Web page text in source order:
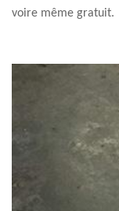
voire même gratuit.